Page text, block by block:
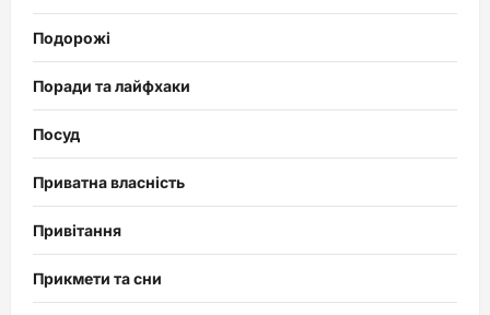
Подорожі
Поради та лайфхаки
Посуд
Приватна власність
Привітання
Прикмети та сни